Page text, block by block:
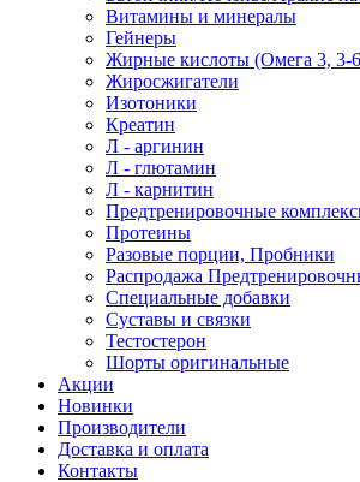
Витамины и минералы
Гейнеры
Жирные кислоты (Омега 3,
Жиросжигатели
Изотоники
Креатин
Л - аргинин
Л - глютамин
Л - карнитин
Предтренировочные
Протеины
Разовые порции, Пробники
Распродажа
Специальные добавки
Суставы и связки
Тестостерон
Шорты оригинальные
Акции
Новинки
Производители
Доставка и оплата
Контакты